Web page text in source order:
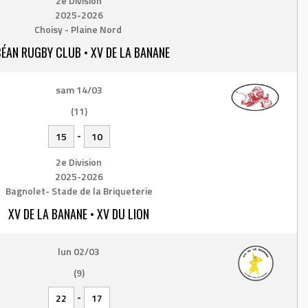
2025-2026
Choisy - Plaine Nord
RUGBY CLUB • XV DE LA BANANE
sam 14/03
(11)
15
-
10
2e Division
2025-2026
Bagnolet- Stade de la Briqueterie
XV DE LA BANANE • XV DU LION
lun 02/03
(9)
22
- 17